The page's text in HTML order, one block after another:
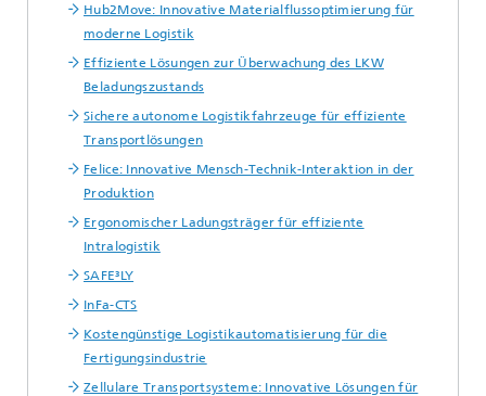
Hub2Move: Innovative Materialflussoptimierung für
moderne Logistik
Effiziente Lösungen zur Überwachung des LKW
Beladungszustands
Sichere autonome Logistikfahrzeuge für effiziente
Transportlösungen
Felice: Innovative Mensch-Technik-Interaktion in der
Produktion
Ergonomischer Ladungsträger für effiziente
Intralogistik
SAFE³LY
InFa-CTS
Kostengünstige Logistikautomatisierung für die
Fertigungsindustrie
Zellulare Transportsysteme: Innovative Lösungen für